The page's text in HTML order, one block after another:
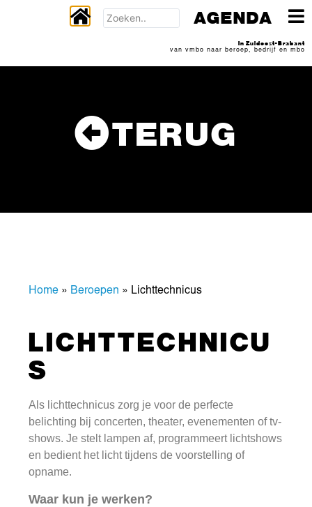
TERUG
Home » Beroepen » Lichttechnicus
LICHTTECHNICU
S
Als lichttechnicus zorg je voor de perfecte
belichting bij concerten, theater, evenementen of tv-
shows. Je stelt lampen af, programmeert lichtshows
en bedient het licht tijdens de voorstelling of
opname.
Waar kun je werken?
AGENDA
In Zuidoost-Brabant
van vmbo naar beroep, bedrijf en mbo